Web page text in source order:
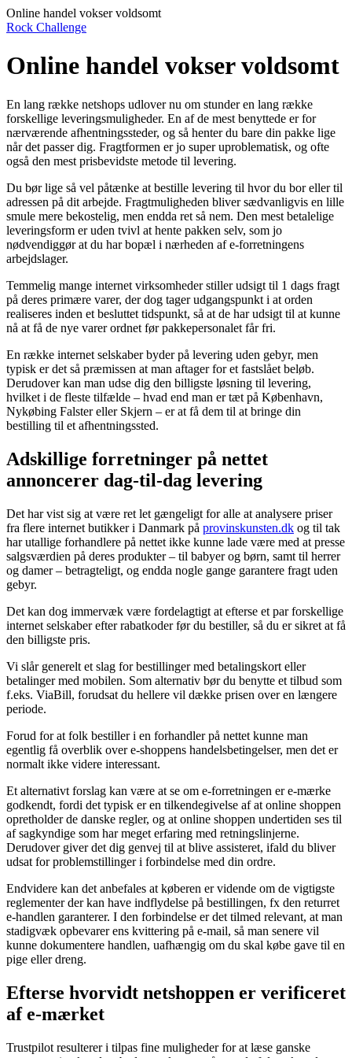
Online handel vokser voldsomt
Rock Challenge
Online handel vokser voldsomt
En lang række netshops udlover nu om stunder en lang række
forskellige leveringsmuligheder. En af de mest benyttede er for
nærværende afhentningssteder, og så henter du bare din pakke lige
når det passer dig. Fragtformen er jo super uproblematisk, og ofte
også den mest prisbevidste metode til levering.
Du bør lige så vel påtænke at bestille levering til hvor du bor eller til
adressen på dit arbejde. Fragtmuligheden bliver sædvanligvis en lille
smule mere bekostelig, men endda ret så nem. Den mest betalelige
leveringsform er uden tvivl at hente pakken selv, som jo
nødvendiggør at du har bopæl i nærheden af e-forretningens
arbejdslager.
Temmelig mange internet virksomheder stiller udsigt til 1 dags fragt
på deres primære varer, der dog tager udgangspunkt i at orden
realiseres inden et besluttet tidspunkt, så at de har udsigt til at kunne
nå at få de nye varer ordnet før pakkepersonalet får fri.
En række internet selskaber byder på levering uden gebyr, men
typisk er det så præmissen at man aftager for et fastslået beløb.
Derudover kan man udse dig den billigste løsning til levering,
hvilket i de fleste tilfælde – hvad end man er tæt på København,
Nykøbing Falster eller Skjern – er at få dem til at bringe din
bestilling til et afhentningssted.
Adskillige forretninger på nettet
annoncerer dag-til-dag levering
Det har vist sig at være ret let gængeligt for alle at analysere priser
fra flere internet butikker i Danmark på provinskunsten.dk og til tak
har utallige forhandlere på nettet ikke kunne lade være med at presse
salgsværdien på deres produkter – til babyer og børn, samt til herrer
og damer – betragteligt, og endda nogle gange garantere fragt uden
gebyr.
Det kan dog immervæk være fordelagtigt at efterse et par forskellige
internet selskaber efter rabatkoder før du bestiller, så du er sikret at få
den billigste pris.
Vi slår generelt et slag for bestillinger med betalingskort eller
betalinger med mobilen. Som alternativ bør du benytte et tilbud som
f.eks. ViaBill, forudsat du hellere vil dække prisen over en længere
periode.
Forud for at folk bestiller i en forhandler på nettet kunne man
egentlig få overblik over e-shoppens handelsbetingelser, men det er
normalt ikke videre interessant.
Et alternativt forslag kan være at se om e-forretningen er e-mærke
godkendt, fordi det typisk er en tilkendegivelse af at online shoppen
opretholder de danske regler, og at online shoppen undertiden ses til
af sagkyndige som har meget erfaring med retningslinjerne.
Derudover giver det dig genvej til at blive assisteret, ifald du bliver
udsat for problemstillinger i forbindelse med din ordre.
Endvidere kan det anbefales at køberen er vidende om de vigtigste
reglementer der kan have indflydelse på bestillingen, fx den returret
e-handlen garanterer. I den forbindelse er det tilmed relevant, at man
stadigvæk opbevarer ens kvittering på e-mail, så man senere vil
kunne dokumentere handlen, uafhængig om du skal købe gave til en
pige eller dreng.
Efterse hvorvidt netshoppen er verificeret
af e-mærket
Trustpilot resulterer i tilpas fine muligheder for at læse ganske